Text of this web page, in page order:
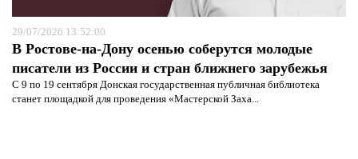
29/07/2026 13:52:00
В Ростове-на-Дону осенью соберутся молодые
писатели из России и стран ближнего зарубежья
С 9 по 19 сентября Донская государственная публичная библиотека
станет площадкой для проведения «Мастерской Заха...